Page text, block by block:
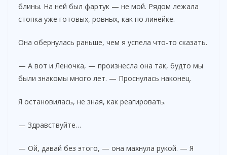
блины. На ней был фартук — не мой. Рядом лежала
стопка уже готовых, ровных, как по линейке.
Она обернулась раньше, чем я успела что-то сказать.
— А вот и Леночка, — произнесла она так, будто мы
были знакомы много лет. — Проснулась наконец.
Я остановилась, не зная, как реагировать.
— Здравствуйте…
— Ой, давай без этого, — она махнула рукой. — Я